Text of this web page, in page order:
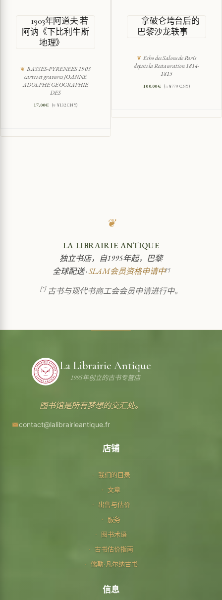
1903年阿道夫·若
阿讷《下比利牛斯
地理》
BASSES-PYRENEES 1903
cartes et gravures JOANNE
ADOLPHE GEOGRAPHIE
DES
17,00€ (≈ ¥132 CNY)
拿破仑垮台后的
巴黎沙龙轶事
Echo des Salons de Paris
depuis la Restauration 1814-
1815
100,00€ (≈ ¥779 CNY)
❦
LA LIBRAIRIE ANTIQUE
独立书店，自1995年起，巴黎
全球配送 ·SLAM会员资格申请中[*]
[*]古书与现代书商工会会员申请进行中。
La Librairie Antique
1995年创立的古书专营店
图书馆是所有梦想的交汇处。
contact@lalibrairieantique.fr
店铺
我们的目录
文章
出售与估价
服务
图书术语
古书估价指南
儒勒·凡尔纳古书
信息